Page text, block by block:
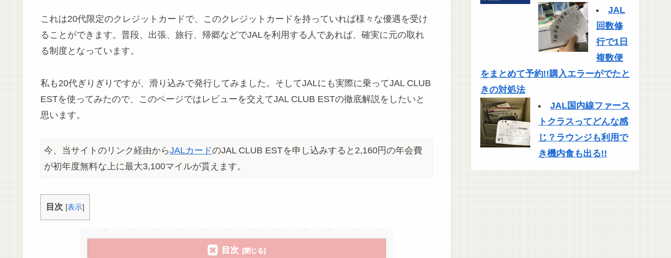
これは20代限定のクレジットカードで、このクレジットカードを持っていれば様々な優遇を受け
ることができます。普段、出張、旅行、帰郷などでJALを利用する人であれば、確実に元の取れ
る制度となっています。
私も20代ぎりぎりですが、滑り込みで発行してみました。そしてJALにも実際に乗ってJAL CLUB
ESTを使ってみたので、このページではレビューを交えてJAL CLUB ESTの徹底解説をしたいと
思います。
今、当サイトのリンク経由からJALカードのJAL CLUB ESTを申し込みすると2,160円の年会費
が初年度無料な上に最大3,100マイルが貰えます。
目次 [表示]
目次
JAL
回数修
行で1日
複数便
をまとめて予約!!購入エラーがでたと
きの対処法
JAL国内線ファース
トクラスってどんな感
じ？ラウンジも利用で
き機内食も出る!!